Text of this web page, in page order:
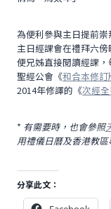
為便利參與主日提前
主日經課會在禮拜六
便兄姊直接閱讀經課
聖經公會《和合本修訂
2014年修譯的《次經
* 有需要時，也會參照
用禮儀日曆及香港教區
分享此文：